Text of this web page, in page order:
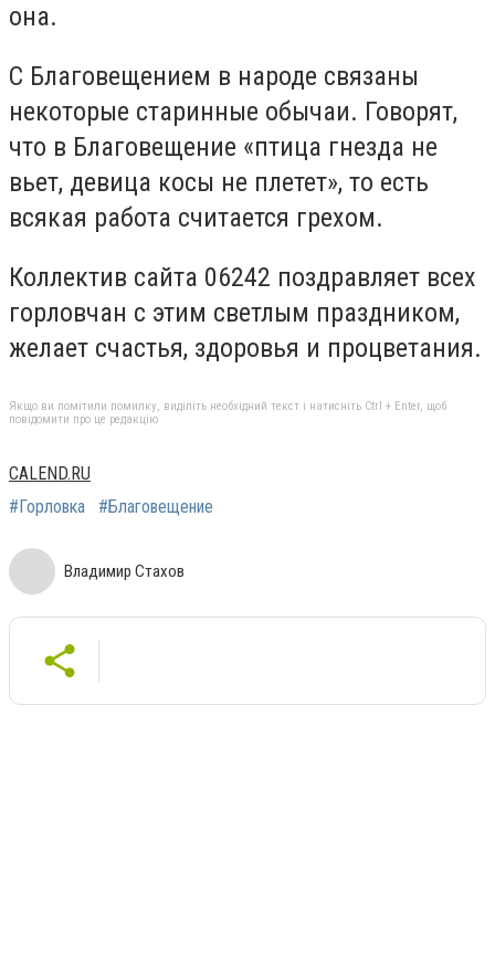
она.
С Благовещением в народе связаны
некоторые старинные обычаи. Говорят,
что в Благовещение «птица гнезда не
вьет, девица косы не плетет», то есть
всякая работа считается грехом.
Коллектив сайта 06242 поздравляет всех
горловчан с этим светлым праздником,
желает счастья, здоровья и процветания.
Якщо ви помітили помилку, виділіть необхідний текст і натисніть Ctrl + Enter, щоб
повідомити про це редакцію
CALEND.RU
#Горловка
#Благовещение
Владимир Стахов